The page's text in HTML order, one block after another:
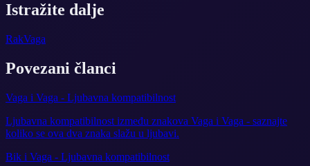
Istražite dalje
RakVaga
Povezani članci
Vaga i Vaga - Ljubavna kompatibilnost
Ljubavna kompatibilnost između znakova Vaga i Vaga - saznajte
koliko se ova dva znaka slažu u ljubavi.
Bik i Vaga - Ljubavna kompatibilnost